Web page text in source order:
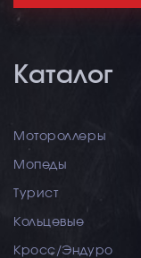
Каталог
Мотороллеры
Мопеды
Турист
Кольцевые
Кросс/Эндуро